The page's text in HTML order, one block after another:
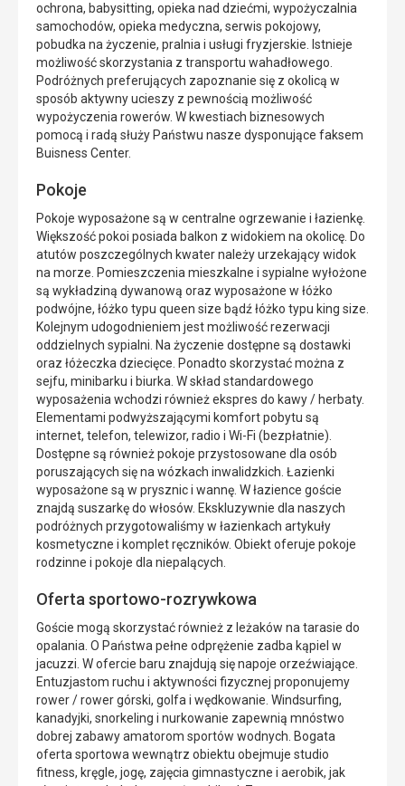
ochrona, babysitting, opieka nad dziećmi, wypożyczalnia
samochodów, opieka medyczna, serwis pokojowy,
pobudka na życzenie, pralnia i usługi fryzjerskie. Istnieje
możliwość skorzystania z transportu wahadłowego.
Podróżnych preferujących zapoznanie się z okolicą w
sposób aktywny ucieszy z pewnością możliwość
wypożyczenia rowerów. W kwestiach biznesowych
pomocą i radą służy Państwu nasze dysponujące faksem
Buisness Center.
Pokoje
Pokoje wyposażone są w centralne ogrzewanie i łazienkę.
Większość pokoi posiada balkon z widokiem na okolicę. Do
atutów poszczególnych kwater należy urzekający widok
na morze. Pomieszczenia mieszkalne i sypialne wyłożone
są wykładziną dywanową oraz wyposażone w łóżko
podwójne, łóżko typu queen size bądź łóżko typu king size.
Kolejnym udogodnieniem jest możliwość rezerwacji
oddzielnych sypialni. Na życzenie dostępne są dostawki
oraz łóżeczka dziecięce. Ponadto skorzystać można z
sejfu, minibarku i biurka. W skład standardowego
wyposażenia wchodzi również ekspres do kawy / herbaty.
Elementami podwyższającymi komfort pobytu są
internet, telefon, telewizor, radio i Wi-Fi (bezpłatnie).
Dostępne są również pokoje przystosowane dla osób
poruszających się na wózkach inwalidzkich. Łazienki
wyposażone są w prysznic i wannę. W łazience goście
znajdą suszarkę do włosów. Ekskluzywnie dla naszych
podróżnych przygotowaliśmy w łazienkach artykuły
kosmetyczne i komplet ręczników. Obiekt oferuje pokoje
rodzinne i pokoje dla niepalących.
Oferta sportowo-rozrywkowa
Goście mogą skorzystać również z leżaków na tarasie do
opalania. O Państwa pełne odprężenie zadba kąpiel w
jacuzzi. W ofercie baru znajdują się napoje orzeźwiające.
Entuzjastom ruchu i aktywności fizycznej proponujemy
rower / rower górski, golfa i wędkowanie. Windsurfing,
kanadyjki, snorkeling i nurkowanie zapewnią mnóstwo
dobrej zabawy amatorom sportów wodnych. Bogata
oferta sportowa wewnątrz obiektu obejmuje studio
fitness, kręgle, jogę, zajęcia gimnastyczne i aerobik, jak